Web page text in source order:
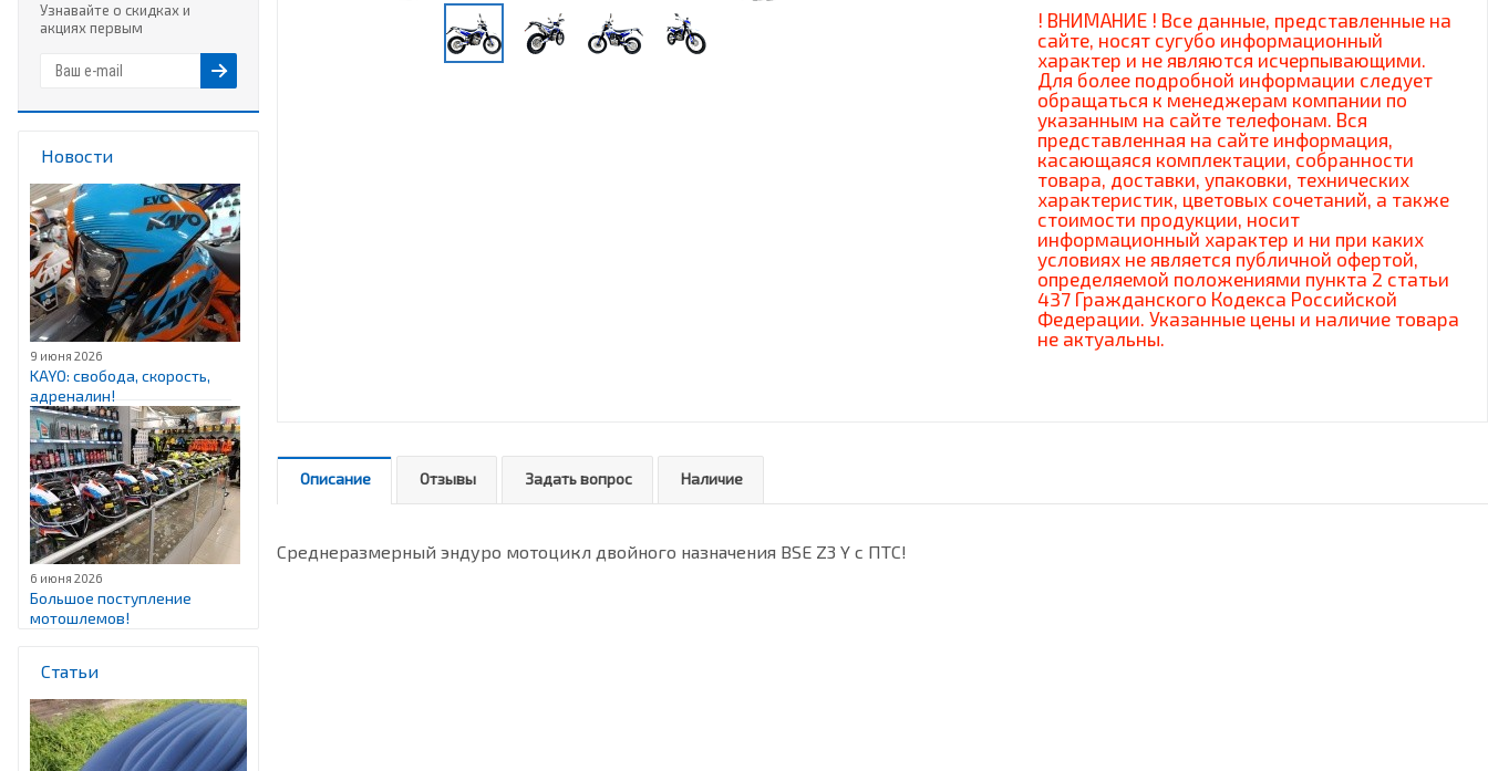
Узнавайте о скидках и
акциях первым
Новости
9 июня 2026
KAYO: свобода, скорость,
адреналин!
6 июня 2026
Большое поступление
мотошлемов!
Статьи
! ВНИМАНИЕ ! Все данные, представленные на
сайте, носят сугубо информационный
характер и не являются исчерпывающими.
Для более подробной информации следует
обращаться к менеджерам компании по
указанным на сайте телефонам. Вся
представленная на сайте информация,
касающаяся комплектации, собранности
товара, доставки, упаковки, технических
характеристик, цветовых сочетаний, а также
стоимости продукции, носит
информационный характер и ни при каких
условиях не является публичной офертой,
определяемой положениями пункта 2 статьи
437 Гражданского Кодекса Российской
Федерации. Указанные цены и наличие товара
не актуальны.
Описание Отзывы Задать вопрос Наличие
Cреднеразмерный эндуро мотоцикл двойного назначения BSE Z3 Y с ПТС!